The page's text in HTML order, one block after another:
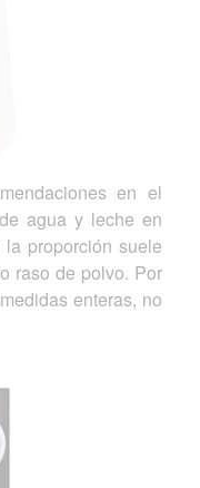
en el
agua y leche en
proporción suele
raso de polvo. Por
enteras, no